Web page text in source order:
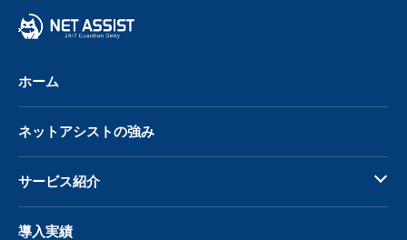
ホーム
ネットアシストの強み
サービス紹介
導入実績